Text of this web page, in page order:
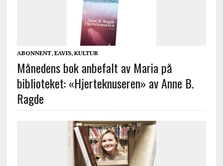
ABONNENT, EAVIS, KULTUR
Månedens bok anbefalt av Maria på
biblioteket: «Hjerteknuseren» av Anne B.
Ragde